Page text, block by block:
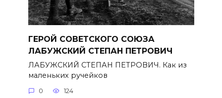
ГЕРОЙ СОВЕТСКОГО СОЮЗА
ЛАБУЖСКИЙ СТЕПАН ПЕТРОВИЧ
ЛАБУЖСКИЙ СТЕПАН ПЕТРОВИЧ. Как из
маленьких ручейков
0 124